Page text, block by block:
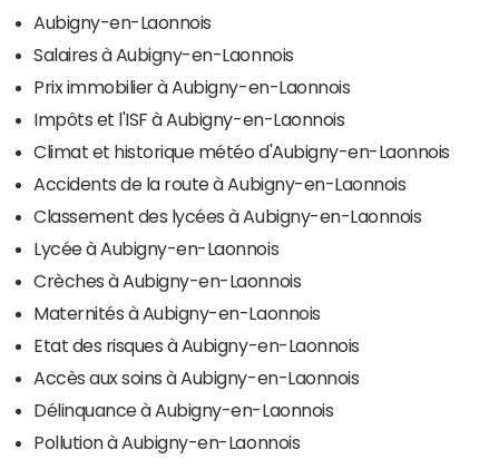
Aubigny-en-Laonnois
Salaires à Aubigny-en-Laonnois
Prix immobilier à Aubigny-en-Laonnois
Impôts et l'ISF à Aubigny-en-Laonnois
Climat et historique météo d'Aubigny-en-Laonnois
Accidents de la route à Aubigny-en-Laonnois
Classement des lycées à Aubigny-en-Laonnois
Lycée à Aubigny-en-Laonnois
Crèches à Aubigny-en-Laonnois
Maternités à Aubigny-en-Laonnois
Etat des risques à Aubigny-en-Laonnois
Accès aux soins à Aubigny-en-Laonnois
Délinquance à Aubigny-en-Laonnois
Pollution à Aubigny-en-Laonnois